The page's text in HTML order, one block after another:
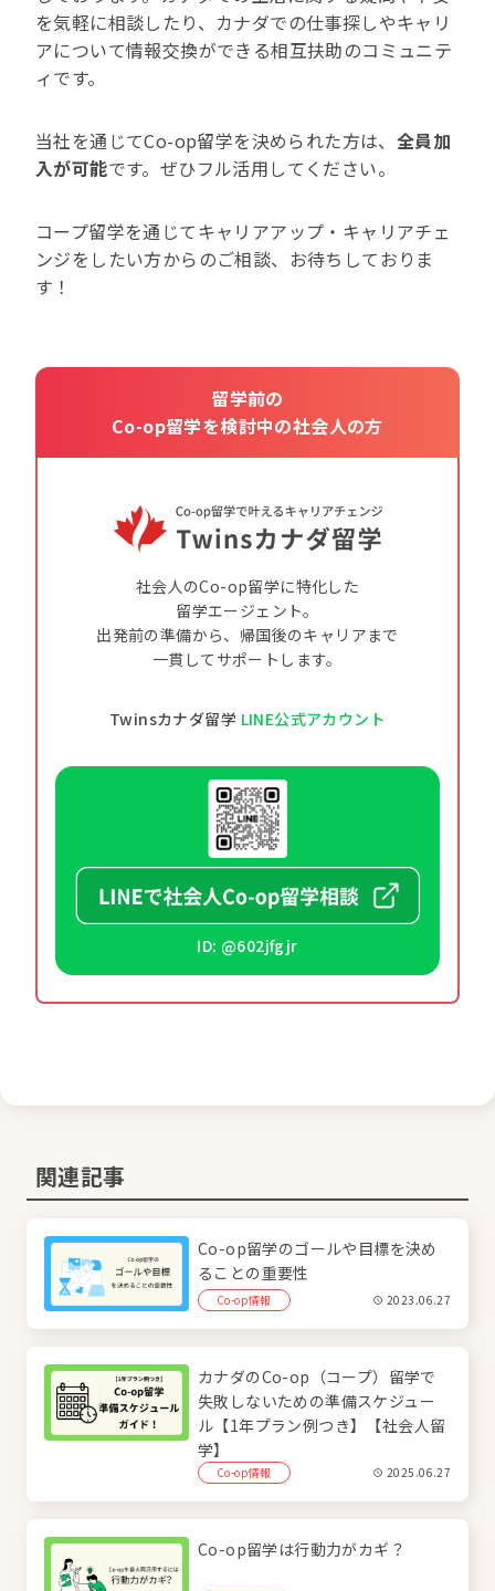
を気軽に相談したり、カナダでの仕事探しやキャリ
アについて情報交換ができる相互扶助のコミュニテ
ィです。
当社を通じてCo-op留学を決められた方は、 全員加
入が可能です。ぜひフル活用してください。
コープ留学を通じてキャリアアップ・キャリアチェ
ンジをしたい方からのご相談、お待ちしておりま
す！
留学前の
Co-op留学を検討中の社会人の方
社会人のCo-op留学に特化した
留学エージェント。
出発前の準備から、帰国後のキャリアまで
一貫してサポートします。
Twinsカナダ留学 LINE公式アカウント
ID: @602jfgjr
関連記事
Co-op留学のゴールや目標を決め
ることの重要性
Co-op情報 2023.06.27
カナダのCo-op（コープ）留学で
失敗しないための準備スケジュー
ル【1年プラン例つき】【社会人留
学】
Co-op情報 2025.06.27
Co-op留学は行動力がカギ？